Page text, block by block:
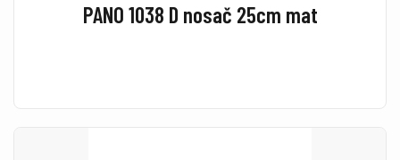
PANO 1038 D nosač 25cm mat